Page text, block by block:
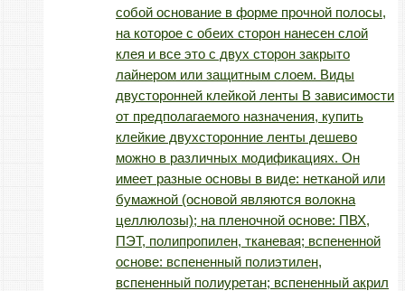
собой основание в форме прочной полосы,
на которое с обеих сторон нанесен слой
клея и все это с двух сторон закрыто
лайнером или защитным слоем. Виды
двусторонней клейкой ленты В зависимости
от предполагаемого назначения, купить
клейкие двухсторонние ленты дешево
можно в различных модификациях. Он
имеет разные основы в виде: нетканой или
бумажной (основой являются волокна
целлюлозы); на пленочной основе: ПВХ,
ПЭТ, полипропилен, тканевая; вспененной
основе: вспененный полиэтилен,
вспененный полиуретан; вспененный акрил